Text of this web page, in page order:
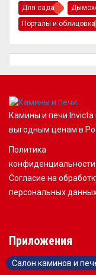
Для сада
Порталы и облицовка
Камины и печи Invicta
выгодным ценам в
Политика
конфиденциальности
Согласие на
персональных
Приложения
Салон каминов и